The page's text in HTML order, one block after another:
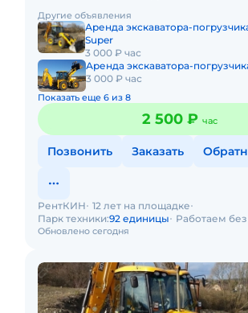
спецтехники - половина
Другие объявления
Аренда экскаватора-
Super
3 000 ₽ час
Аренда экскаватора-
3 000 ₽ час
Показать еще 6 из 8
2 500 ₽ час
Позвонить Заказать
Обновлено сегодня
РентКИН 12 лет на площадке
Парк техники:92 единицы Работаем